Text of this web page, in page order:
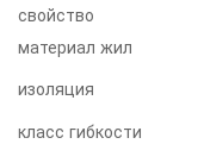
свойство
материал жил
изоляция
класс гибкости